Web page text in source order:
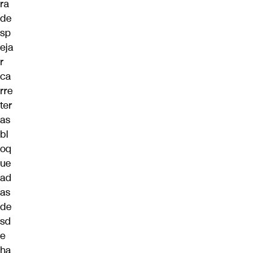
ra
de
sp
eja
r
ca
rre
ter
as
bl
oq
ue
ad
as
de
sd
e
ha